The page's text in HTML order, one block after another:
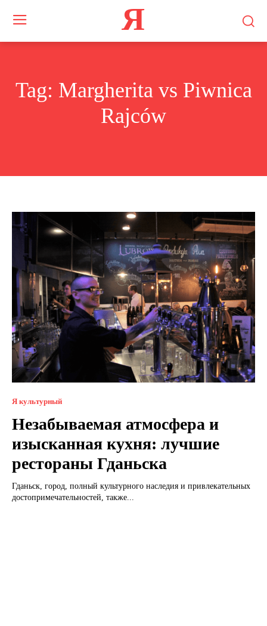
Я
Tag: Margherita vs Piwnica
Rajców
Я культурный
Незабываемая атмосфера и
изысканная кухня: лучшие
рестораны Гданьска
Гданьск, город, полный культурного наследия и привлекательных
достопримечательностей, также...